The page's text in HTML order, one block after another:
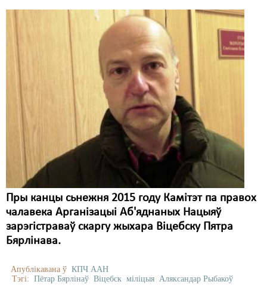
Пры канцы сьнежня 2015 году Камітэт па правох
чалавека Арганізацыі Аб'яднаных Нацыяў
зарэгістраваў скаргу жыхара Віцебску Пятра
Бярлінава.
Апублікавана ў КПЧ ААН
Тэгі: Пётар Бярлінаў Віцебск міліцыя Аляксандар Рыбакоў